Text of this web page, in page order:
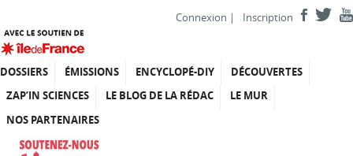
Connexion | Inscription
DOSSIERS ÉMISSIONS ENCYCLOPÉ-DIY
DÉCOUVERTES
ZAP’IN SCIENCES
LE BLOG DE LA RÉDAC
LE MUR
NOS PARTENAIRES